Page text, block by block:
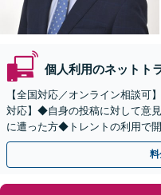
個人利用のネットト
【全国対応／オンライン相談可
対応】◆自身の投稿に対して意
に遭った方◆トレントの利用で
ず対応◎【来所不要／LINE相談
料